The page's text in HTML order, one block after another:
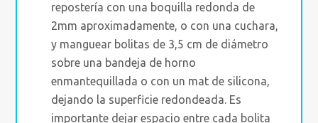
repostería con una boquilla redonda de
2mm aproximadamente, o con una cuchara,
y manguear bolitas de 3,5 cm de diámetro
sobre una bandeja de horno
enmantequillada o con un mat de silicona,
dejando la superficie redondeada. Es
importante dejar espacio entre cada bolita